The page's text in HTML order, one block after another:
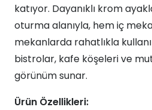
Sandalye
84x35x30
adet
katıyor. Dayanıklı krom
oturma alanıyla, hem iç
mekanlarda rahatlıkla
bistrolar, kafe köşeleri ve
görünüm sunar.
Ürün Özellikleri: